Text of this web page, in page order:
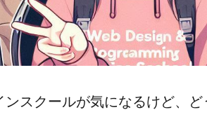
ンスクールが気になるけど、